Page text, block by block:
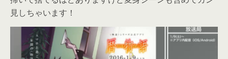
見しちゃいます！